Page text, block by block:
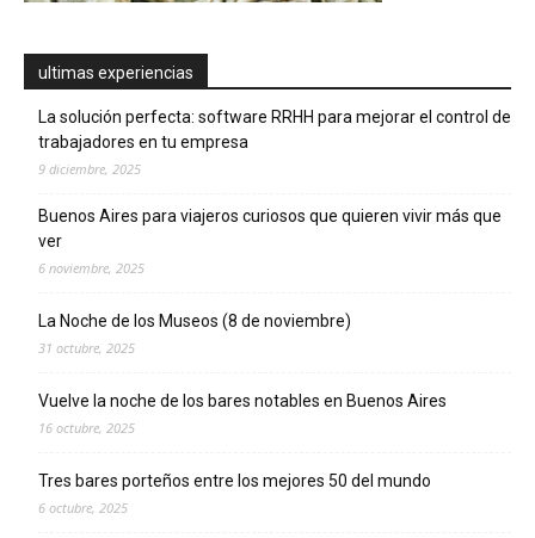
ultimas experiencias
La solución perfecta: software RRHH para mejorar el control de
trabajadores en tu empresa
9 diciembre, 2025
Buenos Aires para viajeros curiosos que quieren vivir más que
ver
6 noviembre, 2025
La Noche de los Museos (8 de noviembre)
31 octubre, 2025
Vuelve la noche de los bares notables en Buenos Aires
16 octubre, 2025
Tres bares porteños entre los mejores 50 del mundo
6 octubre, 2025